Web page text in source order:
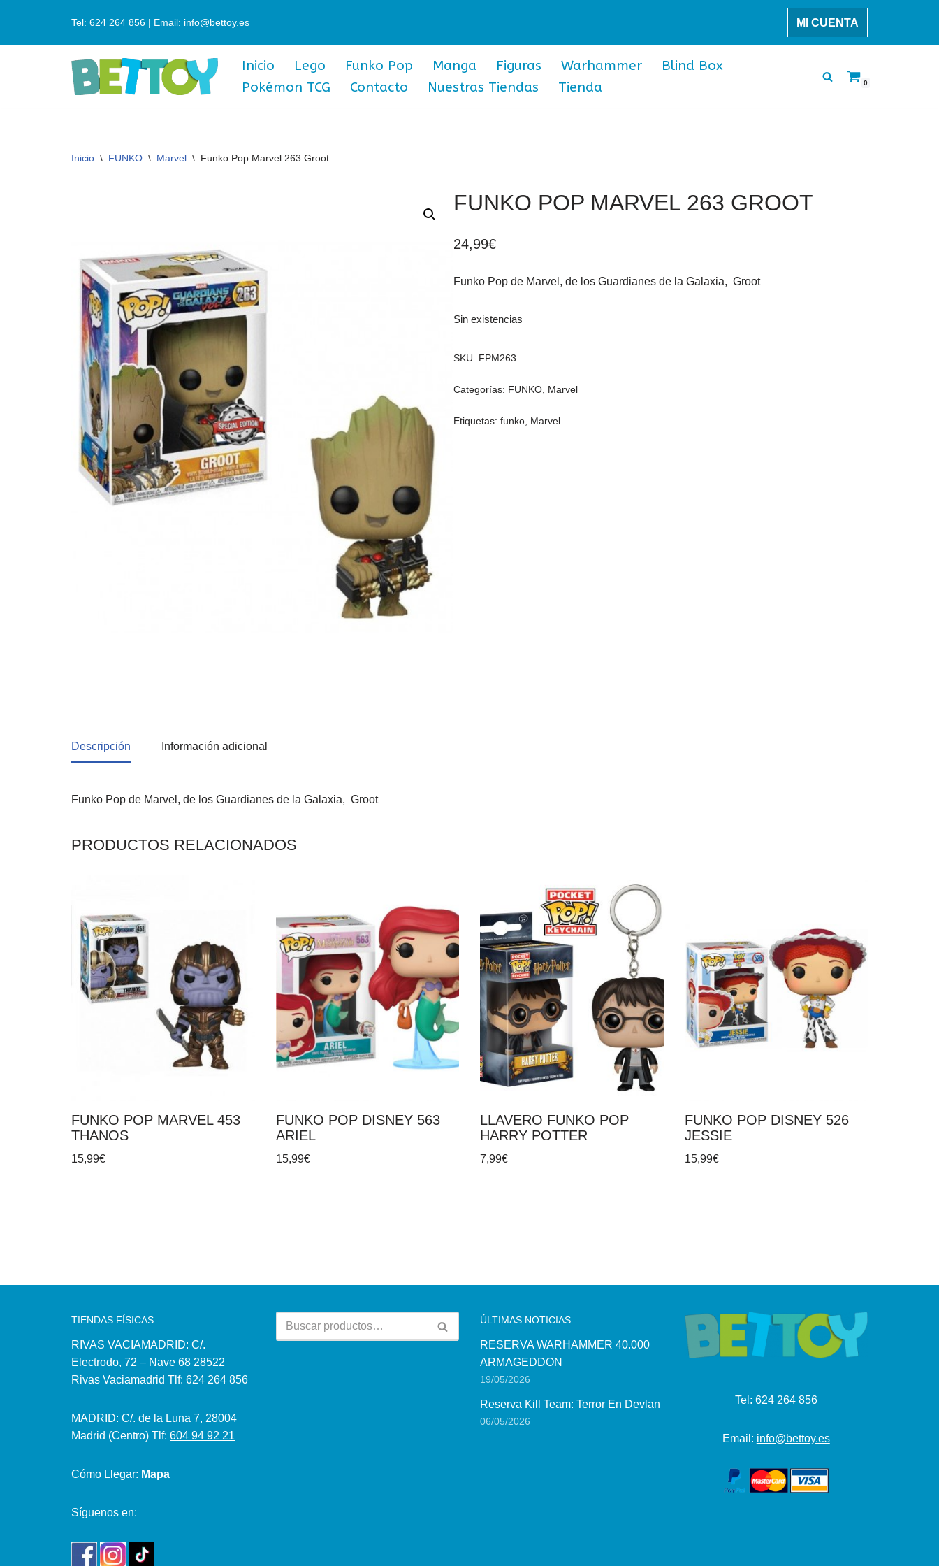
Tel: 624 264 856 | Email: info@bettoy.es MI CUENTA
Inicio Lego Funko Pop Manga Figuras Warhammer
Blind Box
Pokémon TCG
Contacto Nuestras Tiendas Tienda 0
Inicio \ FUNKO \ Marvel \ Funko Pop Marvel 263 Groot
FUNKO POP MARVEL 263 GROOT
24,99€
Funko Pop de Marvel, de los Guardianes de la Galaxia, Groot
Sin existencias
SKU: FPM263
Categorías: FUNKO Marvel
Etiquetas:funko Marvel
Descripción Información adicional
Funko Pop de Marvel, de los Guardianes de la Galaxia, Groot
PRODUCTOS RELACIONADOS
FUNKO POP MARVEL 453
THANOS
15,99€
FUNKO POP DISNEY 563
ARIEL
15,99€
LLAVERO FUNKO POP
HARRY POTTER
7,99€
FUNKO POP DISNEY 526
JESSIE
15,99€
TIENDAS FÍSICAS
RIVAS VACIAMADRID: C/.
Electrodo, 72 – Nave 68 28522
Rivas Vaciamadrid Tlf: 624 264 856
MADRID: C/. de la Luna 7, 28004
Madrid (Centro) Tlf: 604 94 92 21
Cómo Llegar: Mapa
Síguenos en:
ÚLTIMAS NOTICIAS
RESERVA WARHAMMER 40.000
ARMAGEDDON
19/05/2026
Reserva Kill Team: Terror En Devlan
06/05/2026
Tel: 624 264 856
Email: info@bettoy.es